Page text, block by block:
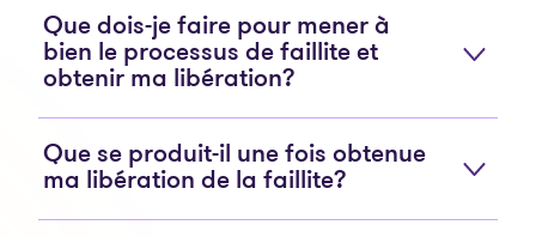
Que dois-je faire pour mener à
bien le processus de faillite et
obtenir ma libération?
Que se produit-il une fois obtenue
ma libération de la faillite?